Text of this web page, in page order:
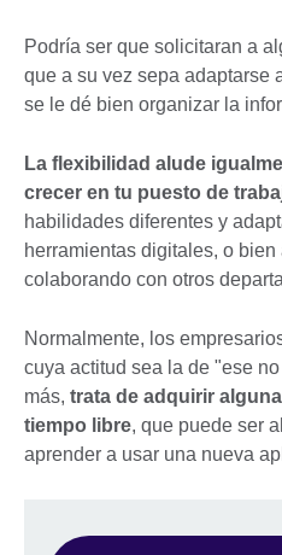
Podría ser que solicitaran a
que a su vez sepa adaptarse
se le dé bien organizar la
La flexibilidad alude
crecer en tu puesto de
habilidades diferentes y
herramientas digitales, o
colaborando con otros
Normalmente, los
cuya actitud sea la de "ese
más, trata de adquirir
tiempo libre, que puede ser
aprender a usar una nueva